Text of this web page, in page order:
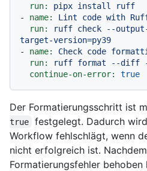
run:
pipx install
ruff
-
name: Lint code with
run:
ruff check --
target-version=py39
-
name: Check code
run:
ruff format --diff
continue-on-error:
true
Der Formatierungsschritt ist
true
festgelegt. Dadurch
Workflow fehlschlägt, wenn
nicht erfolgreich ist.
Formatierungsfehler behoben